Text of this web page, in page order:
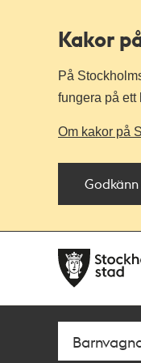
Kakor
På
fungera på ett
Om kakor på
navigationen
huvudinnehållet
Sök